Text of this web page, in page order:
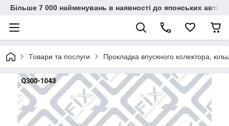
Більше 7 000 найменувань в наявності до японських
Товари та послуги Прокладка впускного колектора,